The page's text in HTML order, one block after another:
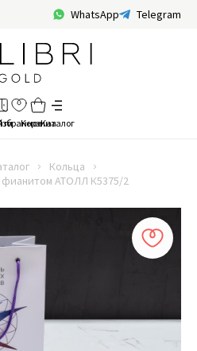
WhatsApp Telegram
Кольца
фианитом АТОЛЛ К5375/2